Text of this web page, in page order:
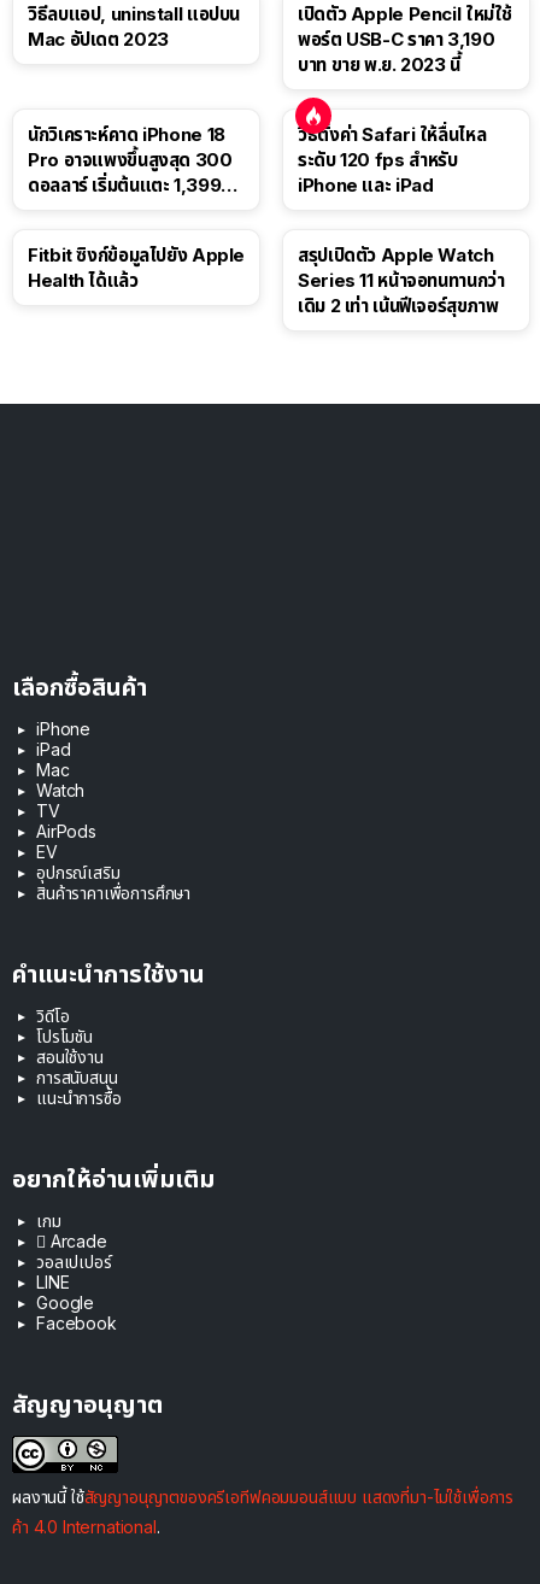
วิธีลบแอป, uninstall แอปบน
Mac อัปเดต 2023
เปิดตัว Apple Pencil ใหม่ใช้
พอร์ต USB-C ราคา 3,190
บาท ขาย พ.ย. 2023 นี้
นักวิเคราะห์คาด iPhone 18
Pro อาจแพงขึ้นสูงสุด 300
ดอลลาร์ เริ่มต้นแตะ 1,399
วิธีตั้งค่า Safari ให้ลื่นไหล
ระดับ 120 fps สำหรับ
iPhone และ iPad
Fitbit ซิงก์ข้อมูลไปยัง Apple
Health ได้แล้ว
สรุปเปิดตัว Apple Watch
Series 11 หน้าจอทนทานกว่า
เดิม 2 เท่า เน้นฟีเจอร์สุขภาพ
เลือกซื้อสินค้า
iPhone
iPad
Mac
Watch
TV
AirPods
EV
อุปกรณ์เสริม
สินค้าราคาเพื่อการศึกษา
คำแนะนำการใช้งาน
วิดีโอ
โปรโมชัน
สอนใช้งาน
การสนับสนุน
แนะนำการซื้อ
อยากให้อ่านเพิ่มเติม
เกม
 Arcade
วอลเปเปอร์
LINE
Google
Facebook
สัญญาอนุญาต
ผลงานนี้ ใช้สัญญาอนุญาตของครีเอทีฟคอมมอนส์แบบ แสดงที่มา-ไม่ใช้เพื่อการ
ค้า 4.0 International.